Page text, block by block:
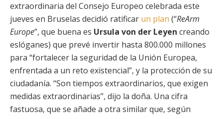
extraordinaria del Consejo Europeo celebrada este
jueves en Bruselas decidió ratificar un plan (“ReArm
Europe”, que buena es Ursula von der Leyen creando
eslóganes) que prevé invertir hasta 800.000 millones
para “fortalecer la seguridad de la Unión Europea,
enfrentada a un reto existencial”, y la protección de su
ciudadanía. “Son tiempos extraordinarios, que exigen
medidas extraordinarias”, dijo la doña. Una cifra
fastuosa, que se añade a otra similar que, según